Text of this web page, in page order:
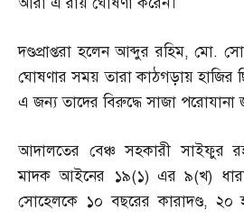
দণ্ডপ্রাপ্তরা হলেন আব্দুর রহিম,মো.
ঘোষণার সময় তারা কাঠগড়ায় হাজির
এ জন্য তাদের বিরুদ্ধে সাজা পরোযানা
আদালতের বেঞ্চ সহকারী সাইফুর
মাদক আইনের ১৯(১)এর ৯(খ)
সোহেলকে ১০ বছরের কারাদণ্ড, ২০